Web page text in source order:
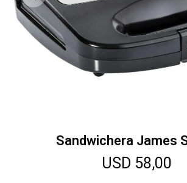
Sandwichera James
USD 58,00
Climatización
Herramientas